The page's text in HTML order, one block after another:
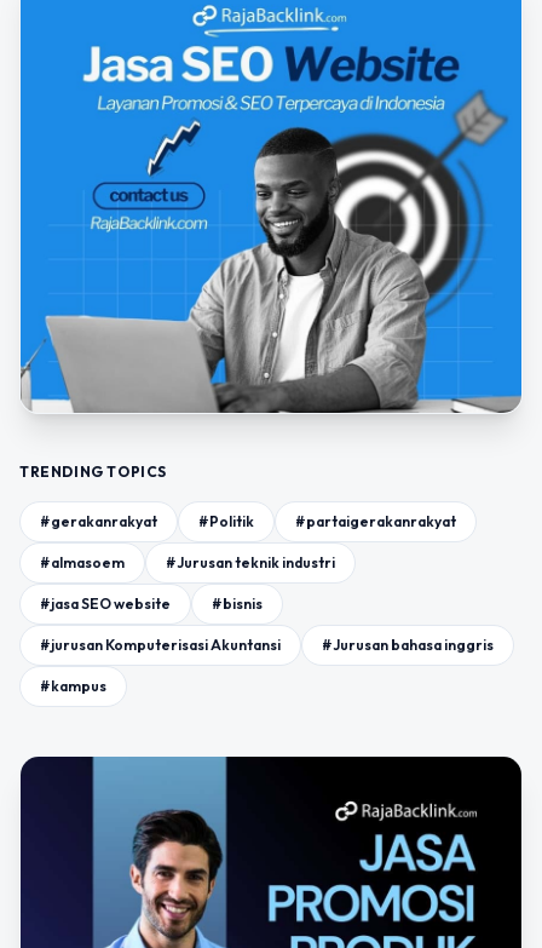
TRENDING TOPICS
#gerakanrakyat #Politik #partaigerakanrakyat
#almasoem #Jurusan teknik industri
#jasa SEO website #bisnis
#jurusan Komputerisasi Akuntansi #Jurusan bahasa inggris
#kampus